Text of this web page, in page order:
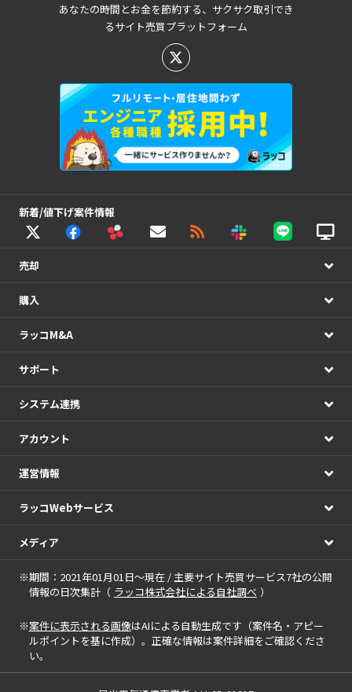
あなたの時間とお金を節約する、サクサク取引でき
るサイト売買プラットフォーム
新着/値下げ案件情報
売却
購入
ラッコM&A
サポート
システム連携
アカウント
運営情報
ラッコWebサービス
メディア
※期間：2021年01月01日～現在 / 主要サイト売買サービス7社の公開
情報の日次集計（ ラッコ株式会社による自社調べ ）
※案件に表示される画像はAIによる自動生成です（案件名・アピー
ルポイントを基に作成）。正確な情報は案件詳細をご確認くださ
い。